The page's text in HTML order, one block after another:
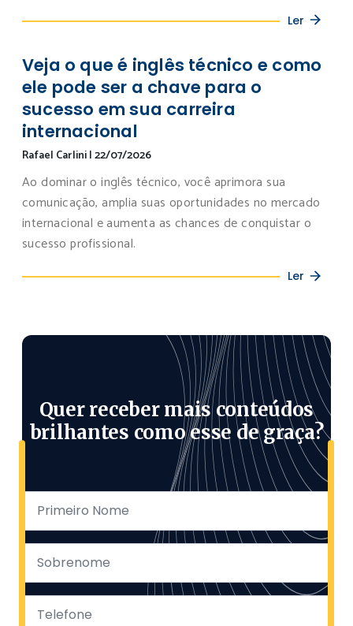
Ler
Veja o que é inglês técnico e como
ele pode ser a chave para o
sucesso em sua carreira
internacional
Rafael Carlini|22/07/2026
Ao dominar o inglês técnico, você aprimora sua
comunicação, amplia suas oportunidades no mercado
internacional e aumenta as chances de conquistar o
sucesso profissional.
Ler
Quer receber mais conteúdos
brilhantes como esse de graça?